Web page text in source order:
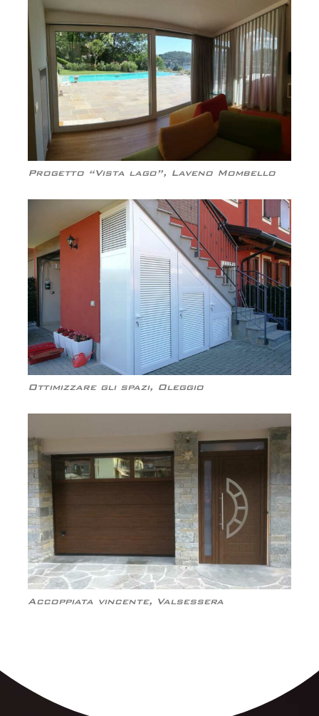
Progetto “Vista lago”, Laveno Mombello
Ottimizzare gli spazi, Oleggio
Accoppiata vincente, Valsessera